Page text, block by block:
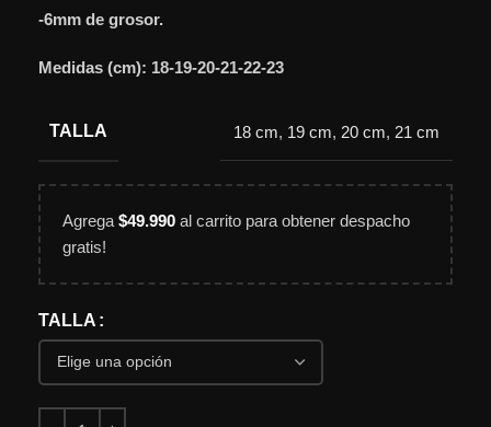
-6mm de grosor.
Medidas (cm): 18-19-20-21-22-23
TALLA 18 cm, 19 cm, 20 cm, 21 cm
Agrega $49.990 al carrito para obtener despacho
gratis!
TALLA